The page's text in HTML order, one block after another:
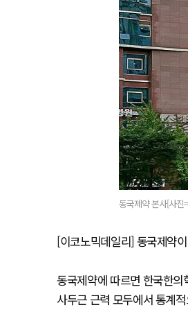
동국제약 본사[사진
[이코노믹데일리] 동국제약
동국제약에 따르면 한국한
사두근 근력 모두에서 통계